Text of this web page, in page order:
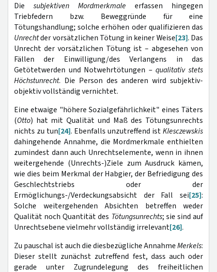
Die subjektiven Mordmerkmale erfassen hingegen
Triebfedern bzw. Beweggründe für eine
Tötungshandlung; solche erhöhen oder qualifizieren das
Unrechtder vorsätzlichen Tötung in keiner Weise[23]. Das
Unrecht der vorsätzlichen Tötung ist – abgesehen von
Fällen der Einwilligung/des Verlangens in das
Getötetwerden und Notwehrtötungen –qualitativ stets
Höchstunrecht. Die Person des anderen wird subjektiv-
objektiv vollständig vernichtet.
Eine etwaige "höhere Sozialgefährlichkeit" eines Täters
(Otto) hat mit Qualität und Maß des Tötungsunrechts
nichts zu tun[24]. Ebenfalls unzutreffend istKlesczewskis
dahingehende Annahme, die Mordmerkmale enthielten
zumindest dann auch Unrechtselemente, wenn in ihnen
weitergehende (Unrechts-)Ziele zum Ausdruck kämen,
wie dies beim Merkmal der Habgier, der Befriedigung des
Geschlechtstriebs oder der
Ermöglichungs-/Verdeckungsabsicht der Fall sei[25]:
Solche weitergehenden Absichten betreffen weder
Qualität noch Quantität des Tötungsunrechts; sie sind auf
Unrechtsebene vielmehr vollständig irrelevant[26].
Zu pauschal ist auch die diesbezügliche AnnahmeMerkels:
Dieser stellt zunächst zutreffend fest, dass auch oder
gerade unter Zugrundelegung des freiheitlichen